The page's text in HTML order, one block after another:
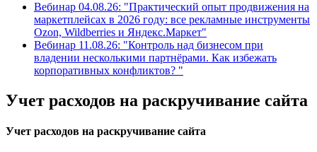
Вебинар 04.08.26: "Практический опыт продвижения на
маркетплейсах в 2026 году: все рекламные инструменты
Ozon, Wildberries и Яндекс.Маркет"
Вебинар 11.08.26: "Контроль над бизнесом при
владении несколькими партнёрами. Как избежать
корпоративных конфликтов? "
Учет расходов на раскручивание сайта
Учет расходов на раскручивание сайта